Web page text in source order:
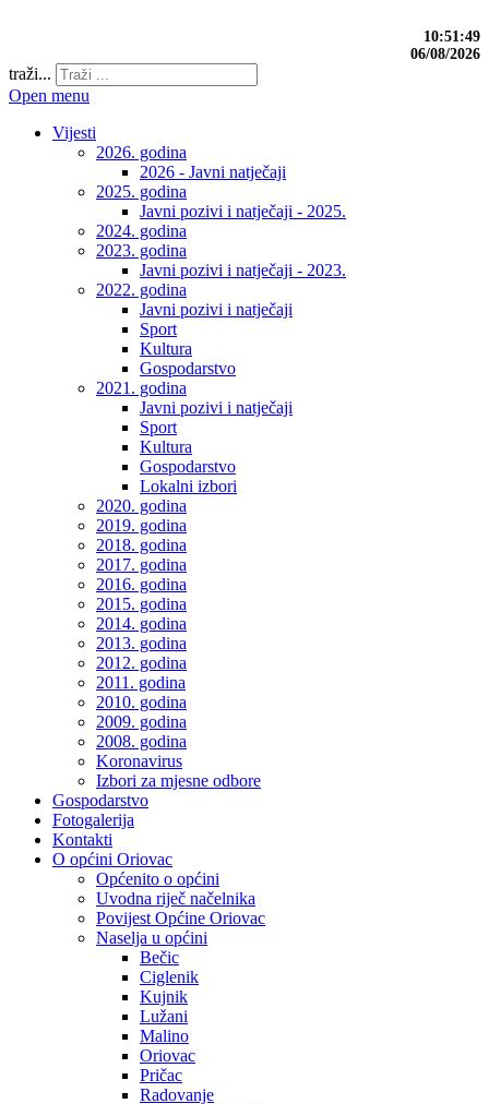
10:51:49
06/08/2026
traži...
Open menu
Vijesti
2026. godina
2026 - Javni natječaji
2025. godina
Javni pozivi i natječaji - 2025.
2024. godina
2023. godina
Javni pozivi i natječaji - 2023.
2022. godina
Javni pozivi i natječaji
Sport
Kultura
Gospodarstvo
2021. godina
Javni pozivi i natječaji
Sport
Kultura
Gospodarstvo
Lokalni izbori
2020. godina
2019. godina
2018. godina
2017. godina
2016. godina
2015. godina
2014. godina
2013. godina
2012. godina
2011. godina
2010. godina
2009. godina
2008. godina
Koronavirus
Izbori za mjesne odbore
Gospodarstvo
Fotogalerija
Kontakti
O općini Oriovac
Općenito o općini
Uvodna riječ načelnika
Povijest Općine Oriovac
Naselja u općini
Bečic
Ciglenik
Kujnik
Lužani
Malino
Oriovac
Pričac
Radovanje